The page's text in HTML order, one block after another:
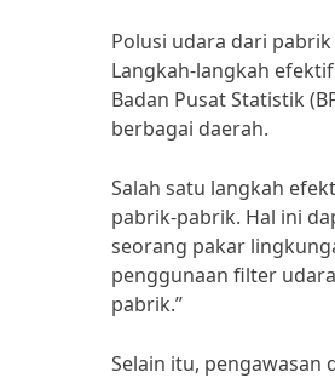
Polusi udara dari
Langkah-langkah
Badan Pusat Statistik
berbagai daerah.
Salah satu langkah
pabrik-pabrik. Hal ini
seorang pakar
penggunaan filter
pabrik.”
Selain itu,